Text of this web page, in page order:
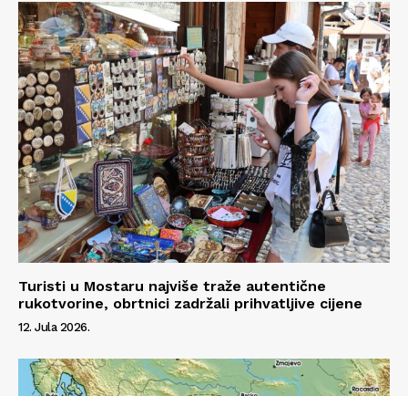
Turisti u Mostaru najviše traže autentične
rukotvorine, obrtnici zadržali prihvatljive cijene
12. Jula 2026.